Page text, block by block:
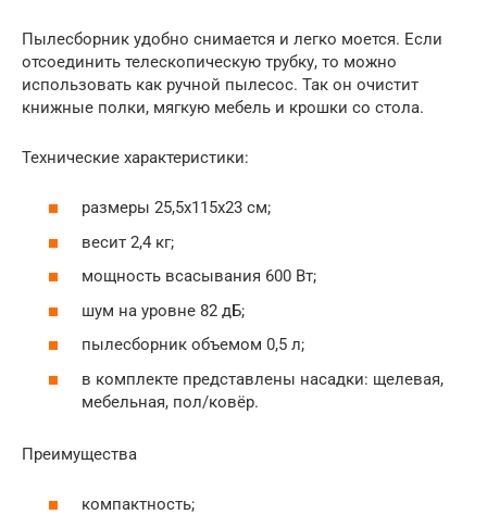
Пылесборник удобно снимается и легко моется. Если
отсоединить телескопическую трубку, то можно
использовать как ручной пылесос. Так он очистит
книжные полки, мягкую мебель и крошки со стола.
Технические характеристики:
размеры 25,5x115x23 см;
весит 2,4 кг;
мощность всасывания 600 Вт;
шум на уровне 82 дБ;
пылесборник объемом 0,5 л;
в комплекте представлены насадки: щелевая,
мебельная, пол/ковёр.
Преимущества
компактность;